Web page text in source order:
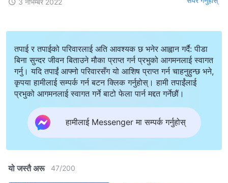
तपाई र तपाईको परिवारलाई अति आवश्यक छ भनेर आह्वान गर्दै: पीडा
बिना सुन्दर जीवन बिताउने मौका प्राप्त गर्न प्रभुको आगमनलाई स्वागत
गर्नु। यदि तपाईं आफ्नो परिवारसँग यो आशिष प्राप्त गर्न चाहनुहुन्छ भने,
कृपया हामीलाई सम्पर्क गर्न बटन क्लिक गर्नुहोस्। हामी तपाईंलाई
प्रभुको आगमनलाई स्वागत गर्ने बाटो फेला पार्न मद्दत गर्नेछौं।
हामीलाई Messenger मा सम्पर्क गर्नुहोस्
यो जस्तै अरू 47/200